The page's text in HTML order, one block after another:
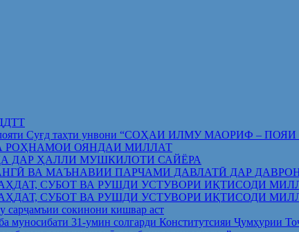
вилояти Суғд таҳти унвони “СОҲАИ ИЛМУ МАОРИФ
РОҲНАМОИ ОЯНДАИ МИЛЛАТ
ДАР ҲАЛЛИ МУШКИЛОТИ САЙЁРА
ВА МАЪНАВИИ ПАРЧАМИ ДАВЛАТӢ ДАР
СУБОТ ВА РУШДИ УСТУВОРИ ИҚТИСОДИ
СУБОТ ВА РУШДИ УСТУВОРИ ИҚТИСОДИ
сарҷамъии сокинони кишвар аст
31-умин солгарди Конститутсияи Ҷумҳурии